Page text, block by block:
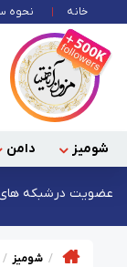
خانه نحوه
شومیز دامن
عضویت درشبکه
شومیز